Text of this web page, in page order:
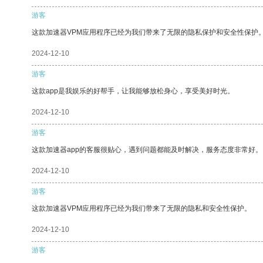
游客
这款加速器VPM应用程序已经为我们带来了无限的隐私保护和安全性保护
2024-12-10
游客
这款app是我娱乐的好帮手，让我能够放松身心，享受美好时光。
2024-12-10
游客
这款加速器app的客服很贴心，遇到问题都能及时解决，服务态度非常好。
2024-12-10
游客
这款加速器VPM应用程序已经为我们带来了无限的隐私和安全性保护。
2024-12-10
游客